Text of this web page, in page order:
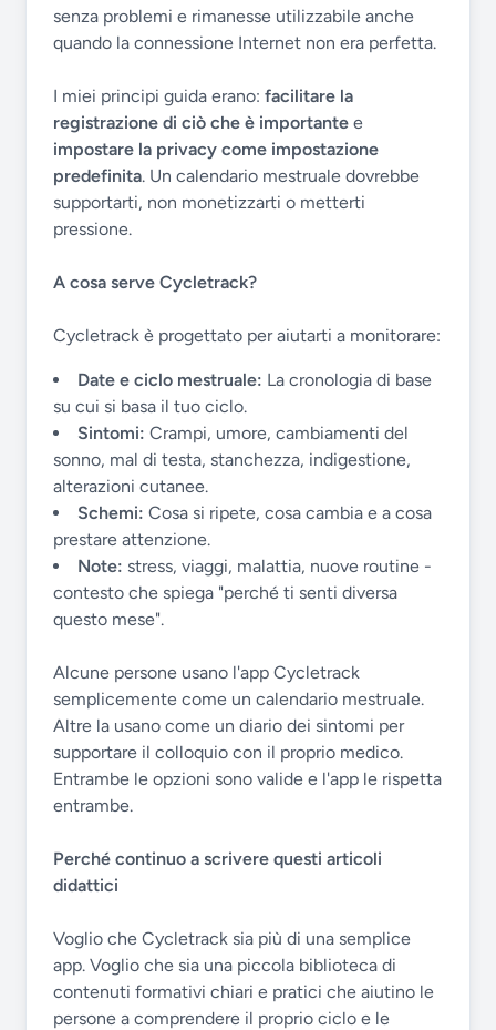
senza problemi e rimanesse utilizzabile anche
quando la connessione Internet non era perfetta.
I miei principi guida erano: facilitare la
registrazione di ciò che è importante e
impostare la privacy come impostazione
predefinita. Un calendario mestruale dovrebbe
supportarti, non monetizzarti o metterti
pressione.
A cosa serve Cycletrack?
Cycletrack è progettato per aiutarti a monitorare:
Date e ciclo mestruale: La cronologia di base
su cui si basa il tuo ciclo.
Sintomi: Crampi, umore, cambiamenti del
sonno, mal di testa, stanchezza, indigestione,
alterazioni cutanee.
Schemi: Cosa si ripete, cosa cambia e a cosa
prestare attenzione.
Note: stress, viaggi, malattia, nuove routine -
contesto che spiega "perché ti senti diversa
questo mese".
Alcune persone usano l'app Cycletrack
semplicemente come un calendario mestruale.
Altre la usano come un diario dei sintomi per
supportare il colloquio con il proprio medico.
Entrambe le opzioni sono valide e l'app le rispetta
entrambe.
Perché continuo a scrivere questi articoli
didattici
Voglio che Cycletrack sia più di una semplice
app. Voglio che sia una piccola biblioteca di
contenuti formativi chiari e pratici che aiutino le
persone a comprendere il proprio ciclo e le